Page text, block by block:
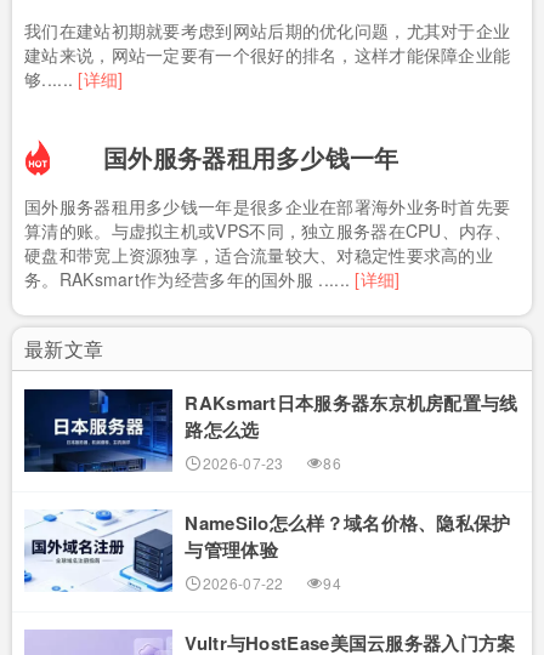
我们在建站初期就要考虑到网站后期的优化问题，尤其对于企业
建站来说，网站一定要有一个很好的排名，这样才能保障企业能
够...... [详细]
国外服务器租用多少钱一年
国外服务器租用多少钱一年是很多企业在部署海外业务时首先要
算清的账。与虚拟主机或VPS不同，独立服务器在CPU、内存、
硬盘和带宽上资源独享，适合流量较大、对稳定性要求高的业
务。RAKsmart作为经营多年的国外服 ...... [详细]
最新文章
RAKsmart日本服务器东京机房配置与线
路怎么选
2026-07-23 86
NameSilo怎么样？域名价格、隐私保护
与管理体验
2026-07-22 94
Vultr与HostEase美国云服务器入门方案